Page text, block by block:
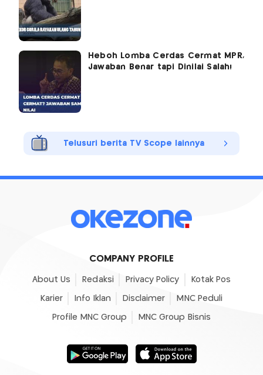
Heboh Lomba Cerdas Cermat MPR,
Jawaban Benar tapi Dinilai Salah!
Telusuri berita TV Scope lainnya